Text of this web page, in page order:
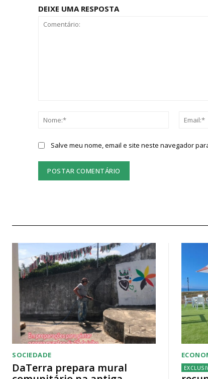
DEIXE UMA RESPOSTA
Nome:*
Salve meu nome, email e site neste navegador
SOCIEDADE
DaTerra prepara mural